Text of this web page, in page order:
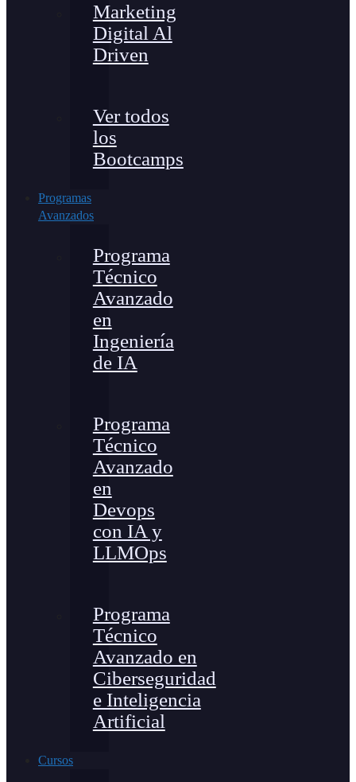
Marketing
Digital Al
Driven
Ver todos
los
Bootcamps
Programas
Avanzados
Programa
Técnico
Avanzado
en
Ingeniería
de IA
Programa
Técnico
Avanzado
en
Devops
con IA y
LLMOps
Programa
Técnico
Avanzado en
Ciberseguridad
e Inteligencia
Artificial
Cursos